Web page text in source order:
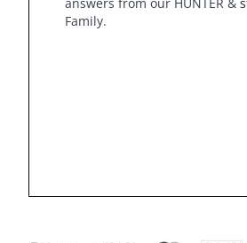
answers from our HUNTER &
Family.